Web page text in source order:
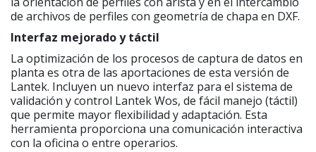
de archivos de perfiles con geometría de chapa en DXF.
Interfaz mejorado y táctil
La optimización de los procesos de captura de datos en
planta es otra de las aportaciones de esta versión de
Lantek. Incluyen un nuevo interfaz para el sistema de
validación y control Lantek Wos, de fácil manejo (táctil)
que permite mayor flexibilidad y adaptación. Esta
herramienta proporciona una comunicación interactiva
con la oficina o entre operarios.